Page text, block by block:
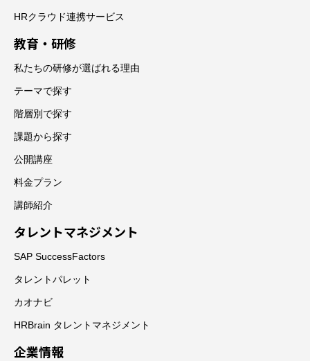
HRクラウド連携サービス
教育・研修
私たちの研修が選ばれる理由
テーマで探す
階層別で探す
課題から探す
公開講座
料金プラン
講師紹介
タレントマネジメント
SAP SuccessFactors
タレントパレット
カオナビ
HRBrain タレントマネジメント
企業情報